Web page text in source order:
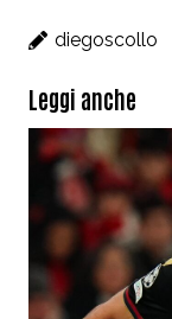
diegoscollo
Leggi anche